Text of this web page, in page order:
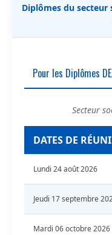
Diplômes du secteur
Pour les Diplômes
Secteur
DATES DE
Lundi 24 août 2026
Jeudi 17 septembre
Mardi 06 octobre 2026